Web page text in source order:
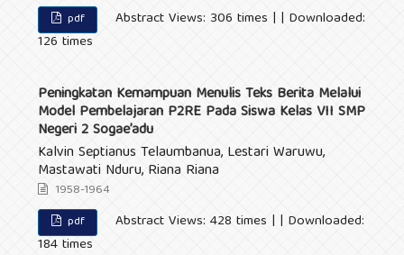
pdf
Abstract Views: 306 times | | Downloaded:
126 times
Peningkatan Kemampuan Menulis Teks Berita Melalui
Model Pembelajaran P2RE Pada Siswa Kelas VII SMP
Negeri 2 Sogae’adu
Kalvin Septianus Telaumbanua, Lestari Waruwu,
Mastawati Nduru, Riana Riana
1958-1964
pdf
Abstract Views: 428 times | | Downloaded:
184 times